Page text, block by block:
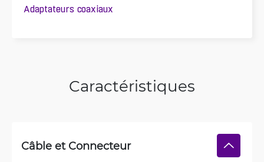
Adaptateurs coaxiaux
Caractéristiques
Câble et Connecteur